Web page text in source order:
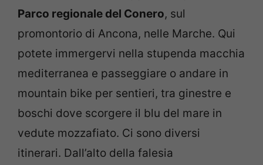
Parco regionale del Conero, sul
promontorio di Ancona, nelle Marche. Qui
potete immergervi nella stupenda macchia
mediterranea e passeggiare o andare in
mountain bike per sentieri, tra ginestre e
boschi dove scorgere il blu del mare in
vedute mozzafiato. Ci sono diversi
itinerari. Dall’alto della falesia